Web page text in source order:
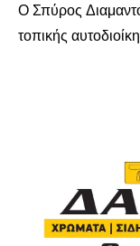
Ο Σπύρος
τοπικής